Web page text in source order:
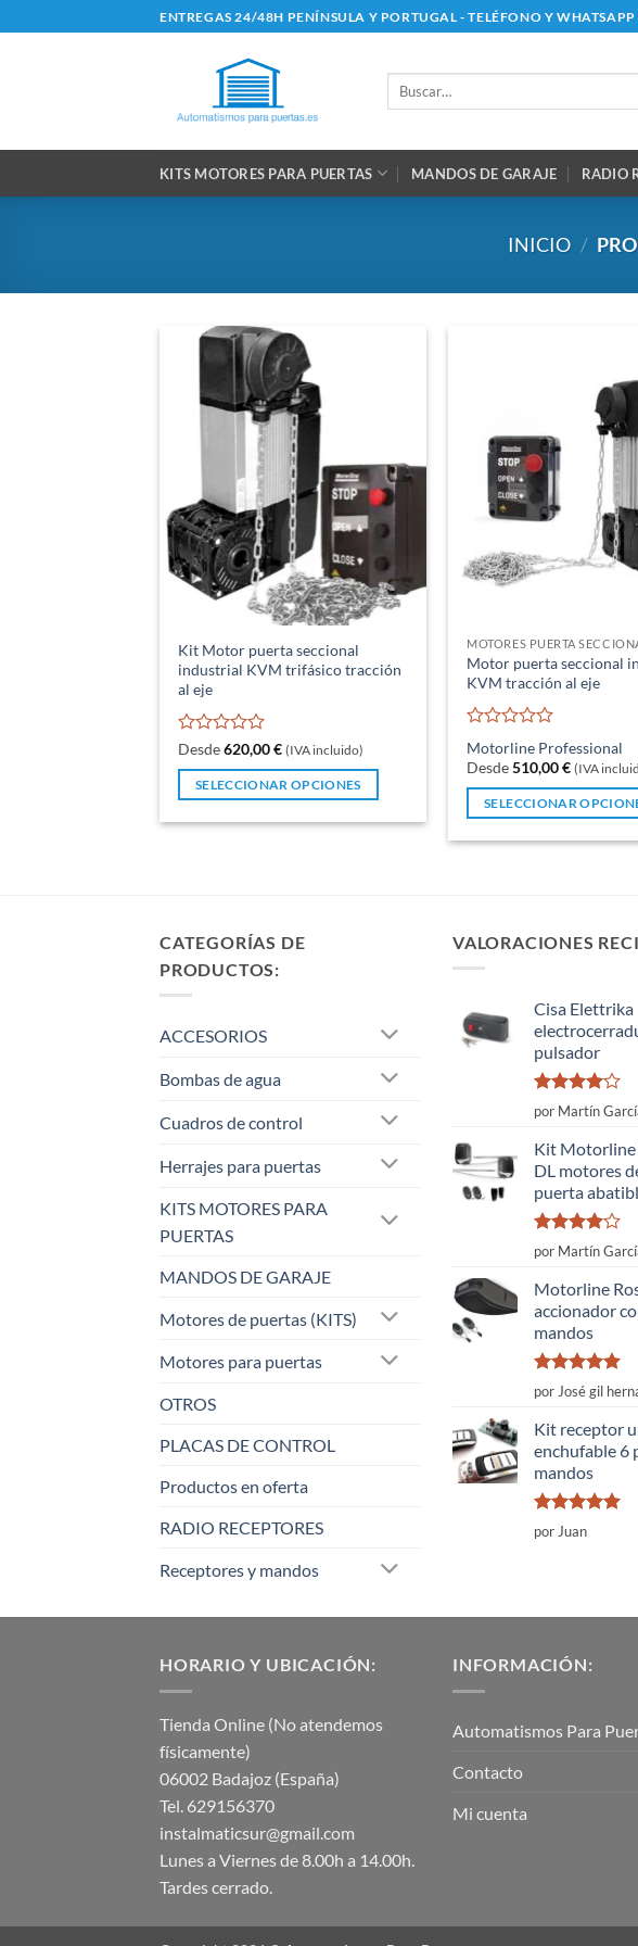
al
ENTREGAS 24/48H PENÍNSULA Y PORTUGAL - TELÉFONO Y
Buscar
KITS MOTORES PARA PUERTAS MANDOS DE GARAJE RADIO
INICIO /
Kit Motor puerta seccional
industrial KVM trifásico tracción
al eje
Valorado
de
Desde620,00€ (IVA incluido)
SELECCIONAR OPCIONES
Las
opciones
elegir
la
producto
MOTORES PUERTA
Motor puerta seccional
KVM tracción al eje
Valorado
con
0
de
Motorline Professional
Desde510,00€ (IVA
SELECCIONAR
Las
pueden
de
producto
CATEGORÍAS DE
PRODUCTOS:
ACCESORIOS
Bombas de agua
Cuadros de control
Herrajes para puertas
KITS MOTORES PARA
PUERTAS
MANDOS DE GARAJE
Motores de puertas (KITS)
Motores para puertas
OTROS
PLACAS DE CONTROL
Productos en oferta
RADIO RECEPTORES
Receptores y mandos
VALORACIONES
Cisa Elettrika
pulsador
Valorado
con
5
por Martín
Kit Motorline
DL motores
puerta
Valorado
con
5
por Martín
Motorline
accionador
mandos
Valorado
con
de 5
por José gil
Kit receptor
enchufable 6
mandos
Valorado
con
por Juan
HORARIO Y UBICACIÓN:
Tienda Online (No atendemos
físicamente)
06002 Badajoz (España)
Tel. 629156370
instalmaticsur@gmail.com
Lunes a Viernes de 8.00h a 14.00h.
Tardes cerrado.
INFORMACIÓN:
Automatismos Para
Contacto
Mi cuenta